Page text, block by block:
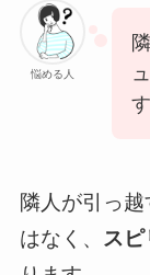
悩める人
す
隣人が引っ
はなく、 スピ